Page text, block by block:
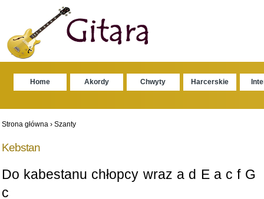
Home Akordy Chwyty Harcerskie
Strona główna› Szanty
Kebstan
Do kabestanu chłopcy wraz a d E a c f G
c